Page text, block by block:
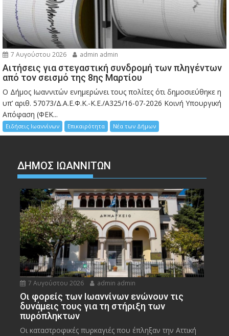
7 Αυγούστου 2026 admin admin
Αιτήσεις για στεγαστική συνδρομή των πληγέντων
από τον σεισμό της 8ης Μαρτίου
Ο Δήμος Ιωαννιτών ενημερώνει τους πολίτες ότι δημοσιεύθηκε η
υπ’ αριθ. 57073/Δ.Α.Ε.Φ.Κ.-Κ.Ε./Α325/16-07-2026 Κοινή Υπουργική
Απόφαση (ΦΕΚ...
Ειδήσεις Ιωαννίνων Επικαιρότητα Νέα των Δήμων
ΔΗΜΟΣ ΙΩΑΝΝΙΤΩΝ
7 Αυγούστου 2026 admin admin
Οι φορείς των Ιωαννίνων ενώνουν τις
δυνάμεις τους για τη στήριξη των
πυρόπληκτων
Οι καταστροφικές πυρκαγιές που έπληξαν την Αττική